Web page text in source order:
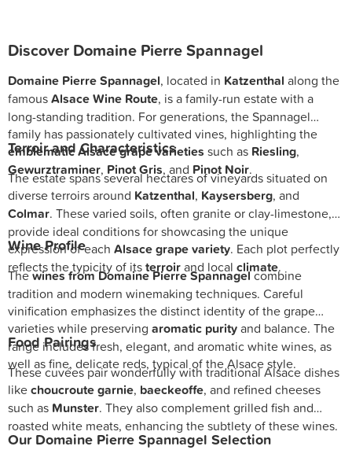
Discover Domaine Pierre Spannagel
Domaine Pierre Spannagel, located in Katzenthal along the
famousAlsace Wine Route, is a family-run estate with a
long-standing tradition. For generations, the Spannagel
family has passionately cultivated vines, highlighting the
emblematic Alsace grape varieties such as Riesling,
Gewurztraminer, Pinot Gris, and Pinot Noir.
Terroir and Characteristics
The estate spans several hectares of vineyards situated on
diverse terroirs around Katzenthal, Kaysersberg, and
Colmar. These varied soils, often granite or clay-limestone,
provide ideal conditions for showcasing the unique
expression of each Alsace grape variety. Each plot perfectly
reflects the typicity of itsterroirand local climate.
Wine Profile
Thewines from Domaine Pierre Spannagelcombine
tradition and modern winemaking techniques. Careful
vinification emphasizes the distinct identity of the grape
varieties while preserving aromatic purityand balance. The
range includes fresh, elegant, and aromatic white wines, as
well as fine, delicate reds, typical of the Alsace style.
Food Pairings
These cuvées pair wonderfully with traditional Alsace dishes
likechoucroute garnie, baeckeoffe, and refined cheeses
such as Munster. They also complement grilled fish and
roasted white meats, enhancing the subtlety of these wines.
Our Domaine Pierre Spannagel Selection